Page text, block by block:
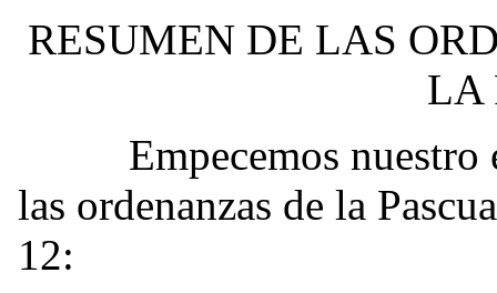
RESUMEN DE LAS
LA
Empecemos nuestro
las ordenanzas de la
12: